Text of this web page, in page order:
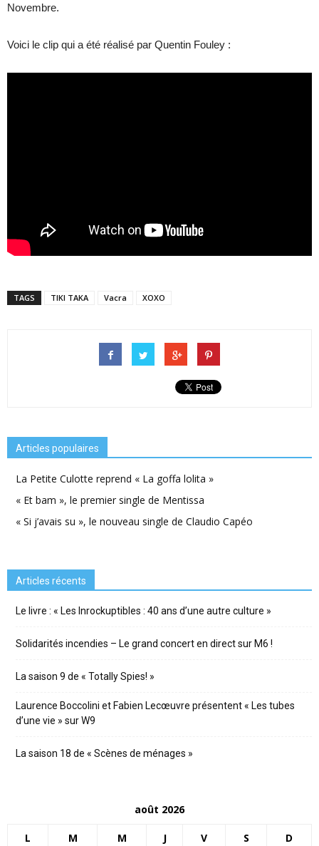
Novembre.
Voici le clip qui a été réalisé par Quentin Fouley :
TAGS TIKI TAKA Vacra XOXO
Articles populaires
La Petite Culotte reprend « La goffa lolita »
« Et bam », le premier single de Mentissa
« Si j’avais su », le nouveau single de Claudio Capéo
Articles récents
Le livre : « Les Inrockuptibles : 40 ans d’une autre culture »
Solidarités incendies – Le grand concert en direct sur M6 !
La saison 9 de « Totally Spies! »
Laurence Boccolini et Fabien Lecœuvre présentent « Les tubes
d’une vie » sur W9
La saison 18 de « Scènes de ménages »
août 2026
L M M J V S D